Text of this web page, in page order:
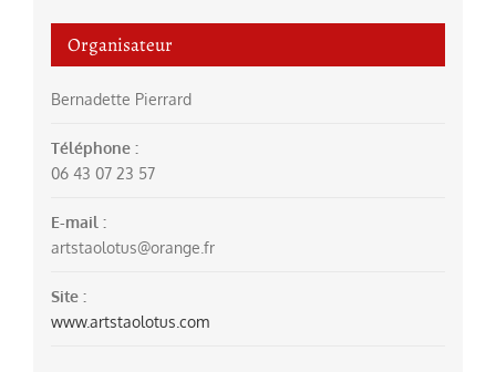
Organisateur
Bernadette Pierrard
Téléphone :
06 43 07 23 57
E-mail :
artstaolotus@orange.fr
Site :
www.artstaolotus.com